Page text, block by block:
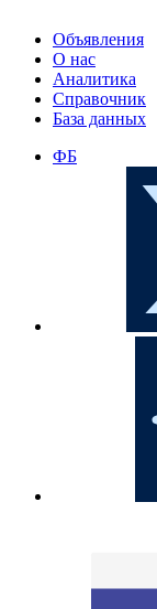
Объявления
О нас
Аналитика
Справочник
База данных
ФБ